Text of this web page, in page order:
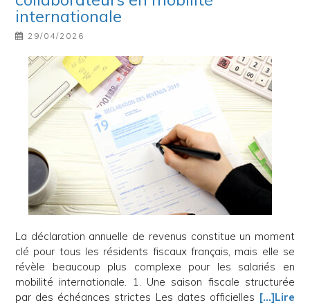
internationale
29/04/2026
La déclaration annuelle de revenus constitue un moment
clé pour tous les résidents fiscaux français, mais elle se
révèle beaucoup plus complexe pour les salariés en
mobilité internationale. 1. Une saison fiscale structurée
par des échéances strictes Les dates officielles […]Lire